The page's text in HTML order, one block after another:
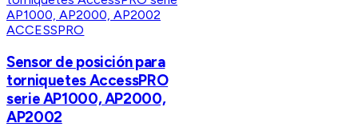
ACCESSPRO
Sensor de posición para
torniquetes AccessPRO
serie AP1000, AP2000,
AP2002